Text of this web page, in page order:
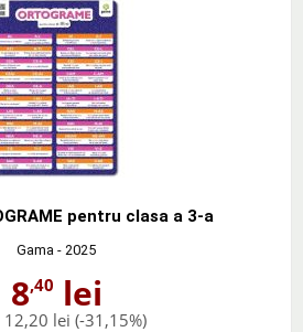
pentru clasa a 3-a
Gama - 2025
8,40 lei
12,20 lei (-31,15%)